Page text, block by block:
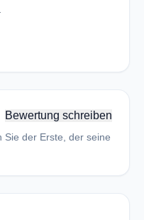
Bewertung schreiben
Sie der Erste, der seine